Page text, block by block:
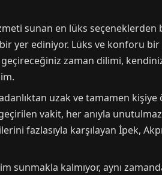
sunan en lüks
yer ediniyor. Lüks ve konforu
zaman dilimi,
uzak ve tamamen kişiye
vakit, her anıyla
fazlasıyla karşılayan İpek,
sunmakla kalmıyor, aynı